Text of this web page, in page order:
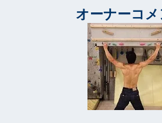
オーナーコメ